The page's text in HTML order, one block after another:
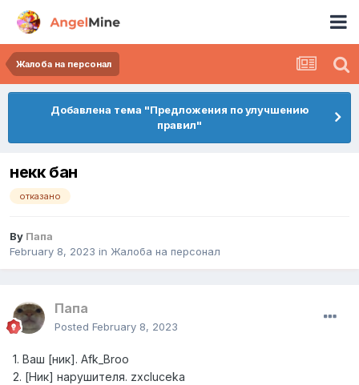
Жалоба на персонал
Добавлена тема "Предложения по улучшению
правил"
некк бан
отказано
By Папа
February 8, 2023 in Жалоба на персонал
Папа
Posted February 8, 2023
1. Ваш [ник]. Afk_Broo
2. [Ник] нарушителя. zxcluceka